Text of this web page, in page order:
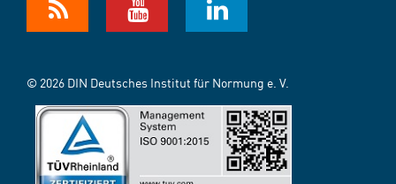
© 2026 DIN Deutsches Institut für Normung e. V.